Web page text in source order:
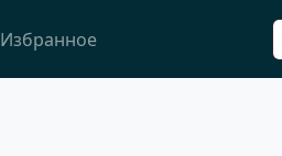
Избранное